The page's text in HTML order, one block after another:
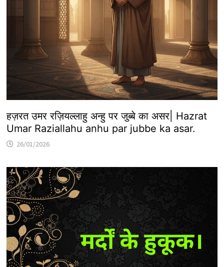
हज़रत उमर रज़ियल्लाहु अन्हु पर जुब्बे का असर| Hazrat
Umar Raziallahu anhu par jubbe ka asar.
26/01/2026